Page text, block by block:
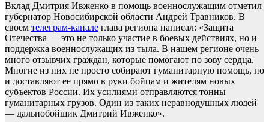
Вклад Дмитрия Ивженко в помощь военнослужащим отметил
губернатор Новосибирской области Андрей Травников. В
своем телеграм-канале глава региона написал: «Защита
Отечества — это не только участие в боевых действиях, но и
поддержка военнослужащих из тыла. В нашем регионе очень
много отзывчих граждан, которые помогают по зову сердца.
Многие из них не просто собирают гуманитарную помощь, но
и доставляют ее прямо в руки бойцам и жителям новых
субъектов России. Их усилиями отправляются тонны
гуманитарных грузов. Один из таких неравнодушных людей
— дальнобойщик Дмитрий Ивженко».